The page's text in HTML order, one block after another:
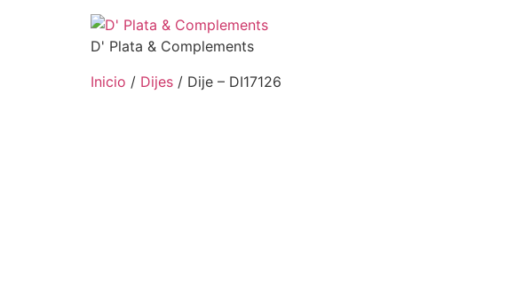
D' Plata & Complements
Inicio / Dijes / Dije – DI17126